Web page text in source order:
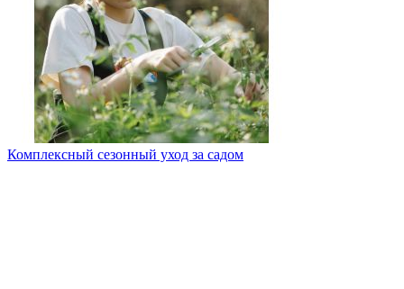
Комплексный сезонный уход за садом